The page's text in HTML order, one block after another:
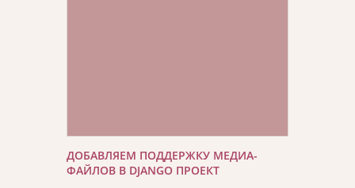
ДОБАВЛЯЕМ ПОДДЕРЖКУ МЕДИА-
ФАЙЛОВ В DJANGO ПРОЕКТ